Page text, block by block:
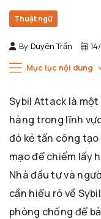
Thuật ngữ
By Duyên Trần
Mục lục nội dung
Sybil Attack là
hàng trong lĩnh
đó kẻ tấn công
mạo để chiếm lấy
Nhà đầu tư và
cần hiểu rõ về
phòng chống để